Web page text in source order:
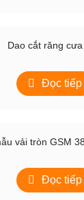
Dao cắt răng
Đọc tiếp
vải tròn GSM
Đọc tiếp